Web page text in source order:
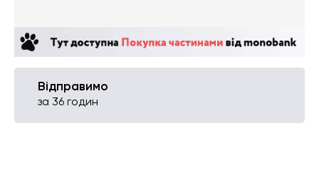
Відправимо
за 36 годин